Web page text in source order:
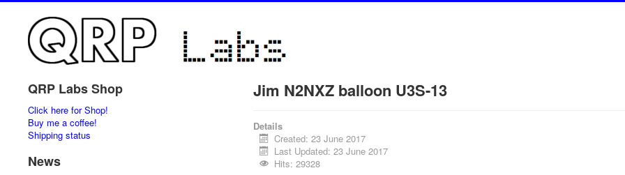
QRP Labs Shop
Click here for Shop!
Buy me a coffee!
Shipping status
News
Jim N2NXZ balloon U3S-13
Details
Created: 23 June 2017
Last Updated: 23 June 2017
Hits: 29328